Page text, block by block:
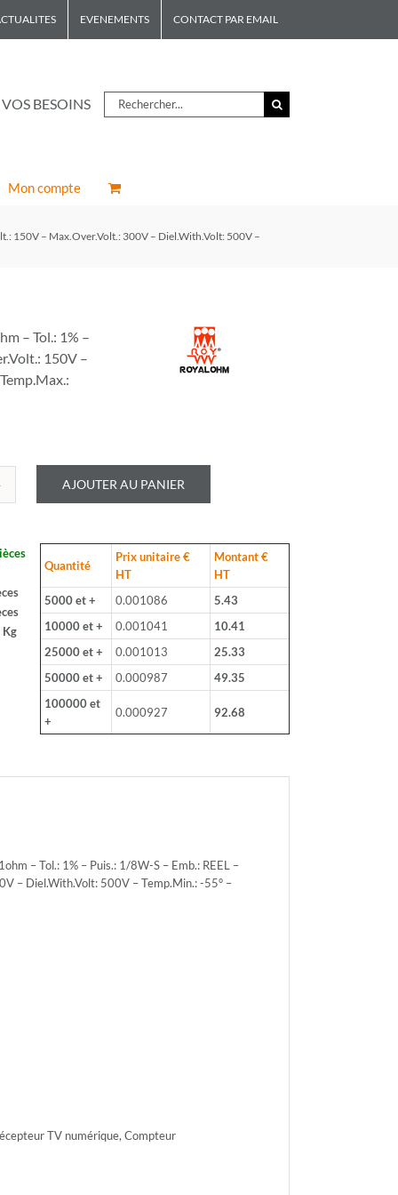
EVENEMENTS CONTACT PAR EMAIL
BESOINS Rechercher
Mon compte
150V – Max.Over.Volt.: 300V – Diel.With.Volt: 500V –
– Tol.: 1% –
150V –
AJOUTER AU PANIER
Quantité
Prix unitaire €
HT
Montant €
HT
5000 et +
0.001086
5.43
10000 et +
0.001041
10.41
25000 et +
0.001013
25.33
50000 et +
0.000987
49.35
100000 et
+
0.000927 92.68
– Tol.: 1% – Puis.: 1/8W-S – Emb.: REEL –
– Diel.With.Volt: 500V – Temp.Min.: -55° –
TV numérique, Compteur